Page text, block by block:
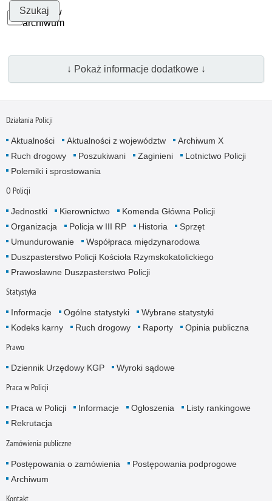
Szukaj w
archiwum
↓ Pokaż informacje dodatkowe ↓
Działania Policji
Aktualności Aktualności z województw
Archiwum X
Ruch drogowy
Poszukiwani Zaginieni
Lotnictwo Policji
Polemiki i sprostowania
O Policji
Jednostki Kierownictwo
Komenda Główna Policji
Organizacja
Policja w III RP Historia
Sprzęt
Umundurowanie
Współpraca międzynarodowa
Duszpasterstwo Policji Kościoła Rzymskokatolickiego
Prawosławne Duszpasterstwo Policji
Statystyka
Informacje Ogólne statystyki
Wybrane statystyki
Kodeks karny
Ruch drogowy Raporty Opinia publiczna
Prawo
Dziennik Urzędowy KGP Wyroki sądowe
Praca w Policji
Praca w Policji Informacje Ogłoszenia
Listy rankingowe
Rekrutacja
Zamówienia publiczne
Postępowania o zamówienia
Postępowania podprogowe
Archiwum
Kontakt